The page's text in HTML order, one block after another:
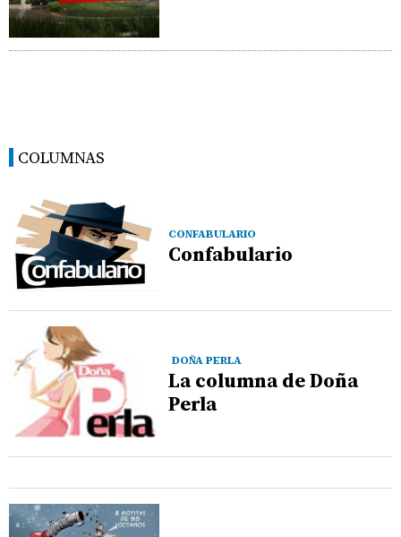
COLUMNAS
CONFABULARIO
Confabulario
DOÑA PERLA
La columna de Doña
Perla